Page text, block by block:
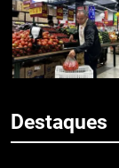
Destaques
5